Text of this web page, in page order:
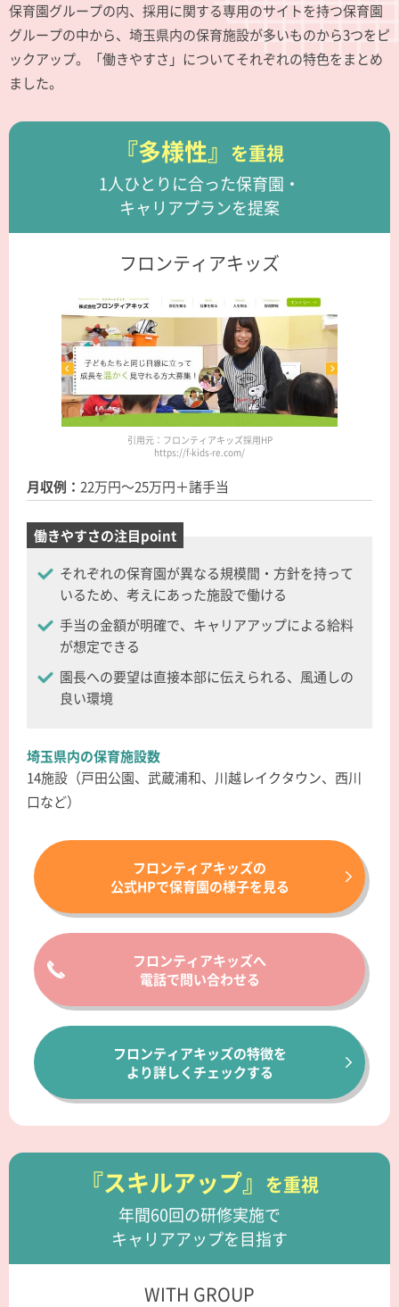
保育園グループの内、採用に関する専用のサイトを持つ保育園
グループの中から、埼玉県内の保育施設が多いものから3つをピ
ックアップ。「働きやすさ」についてそれぞれの特色をまとめ
ました。
『多様性』 を重視
1人ひとりに合った保育園・
キャリアプランを提案
フロンティアキッズ
引用元：フロンティアキッズ採用HP
https://f-kids-re.com/
月収例： 22万円～25万円＋諸手当
働きやすさの注目point
それぞれの保育園が異なる規模間・方針を持って
いるため、考えにあった施設で働ける
手当の金額が明確で、キャリアアップによる給料
が想定できる
園長への要望は直接本部に伝えられる、風通しの
良い環境
埼玉県内の保育施設数
14施設（戸田公園、武蔵浦和、川越レイクタウン、西川
口など）
フロンティアキッズの
公式HPで保育園の様子を見る
フロンティアキッズへ
電話で問い合わせる
フロンティアキッズの特徴を
より詳しくチェックする
『スキルアップ』 を重視
年間60回の研修実施で
キャリアアップを目指す
WITH GROUP